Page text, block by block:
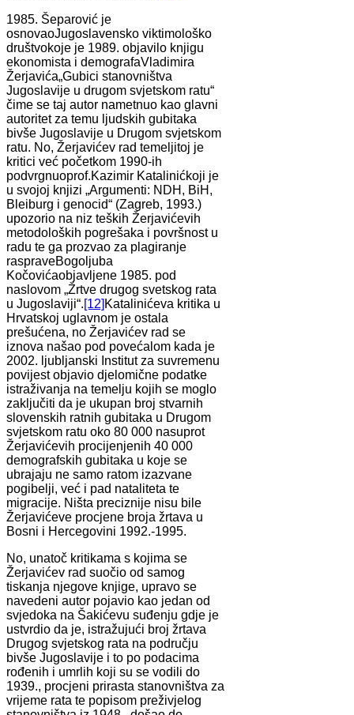
1985. Šeparović je
osnovaoJugoslavensko viktimološko
društvokoje je 1989. objavilo knjigu
ekonomista i demografaVladimira
Žerjavića„Gubici stanovništva
Jugoslavije u drugom svjetskom ratu“
čime se taj autor nametnuo kao glavni
autoritet za temu ljudskih gubitaka
bivše Jugoslavije u Drugom svjetskom
ratu. No, Žerjavićev rad temeljitoj je
kritici već početkom 1990-ih
podvrgnuoprof.Kazimir Katalinićkoji je
u svojoj knjizi „Argumenti: NDH, BiH,
Bleiburg i genocid“ (Zagreb, 1993.)
upozorio na niz teških Žerjavićevih
metodoloških pogrešaka i površnost u
radu te ga prozvao za plagiranje
raspraveBogoljuba
Kočovićaobjavljene 1985. pod
naslovom „Žrtve drugog svetskog rata
u Jugoslaviji“.[12] Katalinićeva kritika u
Hrvatskoj uglavnom je ostala
prešućena, no Žerjavićev rad se
iznova našao pod povećalom kada je
2002. ljubljanski Institut za suvremenu
povijest objavio djelomične podatke
istraživanja na temelju kojih se moglo
zaključiti da je ukupan broj stvarnih
slovenskih ratnih gubitaka u Drugom
svjetskom ratu oko 80 000 nasuprot
Žerjavićevih procijenjenih 40 000
demografskih gubitaka u koje se
ubrajaju ne samo ratom izazvane
pogibelji, već i pad nataliteta te
migracije. Ništa preciznije nisu bile
Žerjavićeve procjene broja žrtava u
Bosni i Hercegovini 1992.-1995.
No, unatoč kritikama s kojima se
Žerjavićev rad suočio od samog
tiskanja njegove knjige, upravo se
navedeni autor pojavio kao jedan od
svjedoka na Šakićevu suđenju gdje je
ustvrdio da je, istražujući broj žrtava
Drugog svjetskog rata na području
bivše Jugoslavije i to po podacima
rođenih i umrlih koji su se vodili do
1939., procjeni prirasta stanovništva za
vrijeme rata te popisom preživjelog